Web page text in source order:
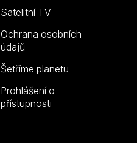
Satelitní TV
Ochrana osobních
údajů
Šetříme planetu
Prohlášení o
přístupnosti